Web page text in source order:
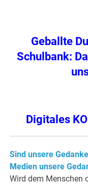
Geballte
Schulbank:
Digitales
Sind unsere
Medien unsere
Wird dem Menschen